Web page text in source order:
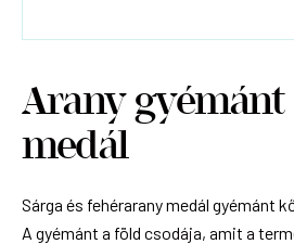
Arany gyémánt
medál
Sárga és fehérarany medál gyémánt
A gyémánt a föld csodája, amit a